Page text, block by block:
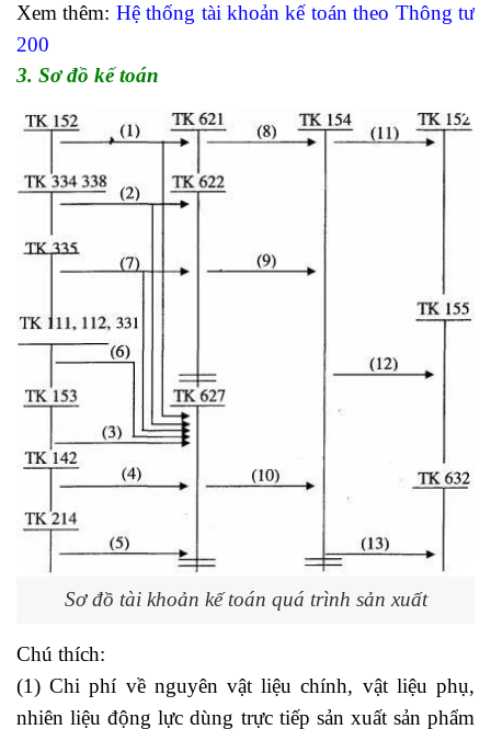
Xem thêm: Hệ thống tài khoản kế toán theo Thông tư
200
3. Sơ đồ kế toán
Sơ đồ tài khoản kế toán quá trình sản xuất
Chú thích:
(1) Chi phí về nguyên vật liệu chính, vật liệu phụ,
nhiên liệu động lực dùng trực tiếp sản xuất sản phẩm